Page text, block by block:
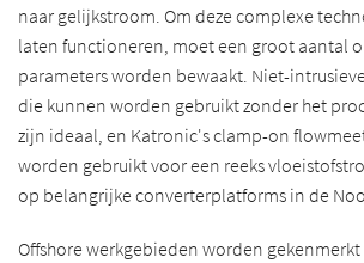
naar gelijkstroom. Om deze complexe
laten functioneren, moet een groot aantal
parameters worden bewaakt. Niet-
die kunnen worden gebruikt zonder het
zijn ideaal, en Katronic's clamp-on
worden gebruikt voor een reeks
op belangrijke converterplatforms in de
Offshore werkgebieden worden